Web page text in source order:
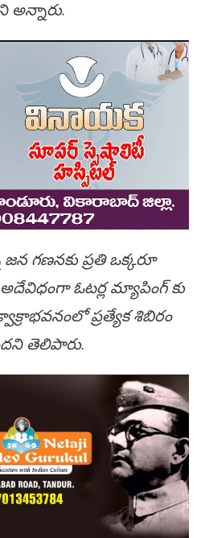
అన్నారు.
గణనకు ప్రతి ఒక్కరూ
ఓటర్ల మ్యాపింగ్ కు
ప్రత్యేక శిబిరం
తెలిపారు.